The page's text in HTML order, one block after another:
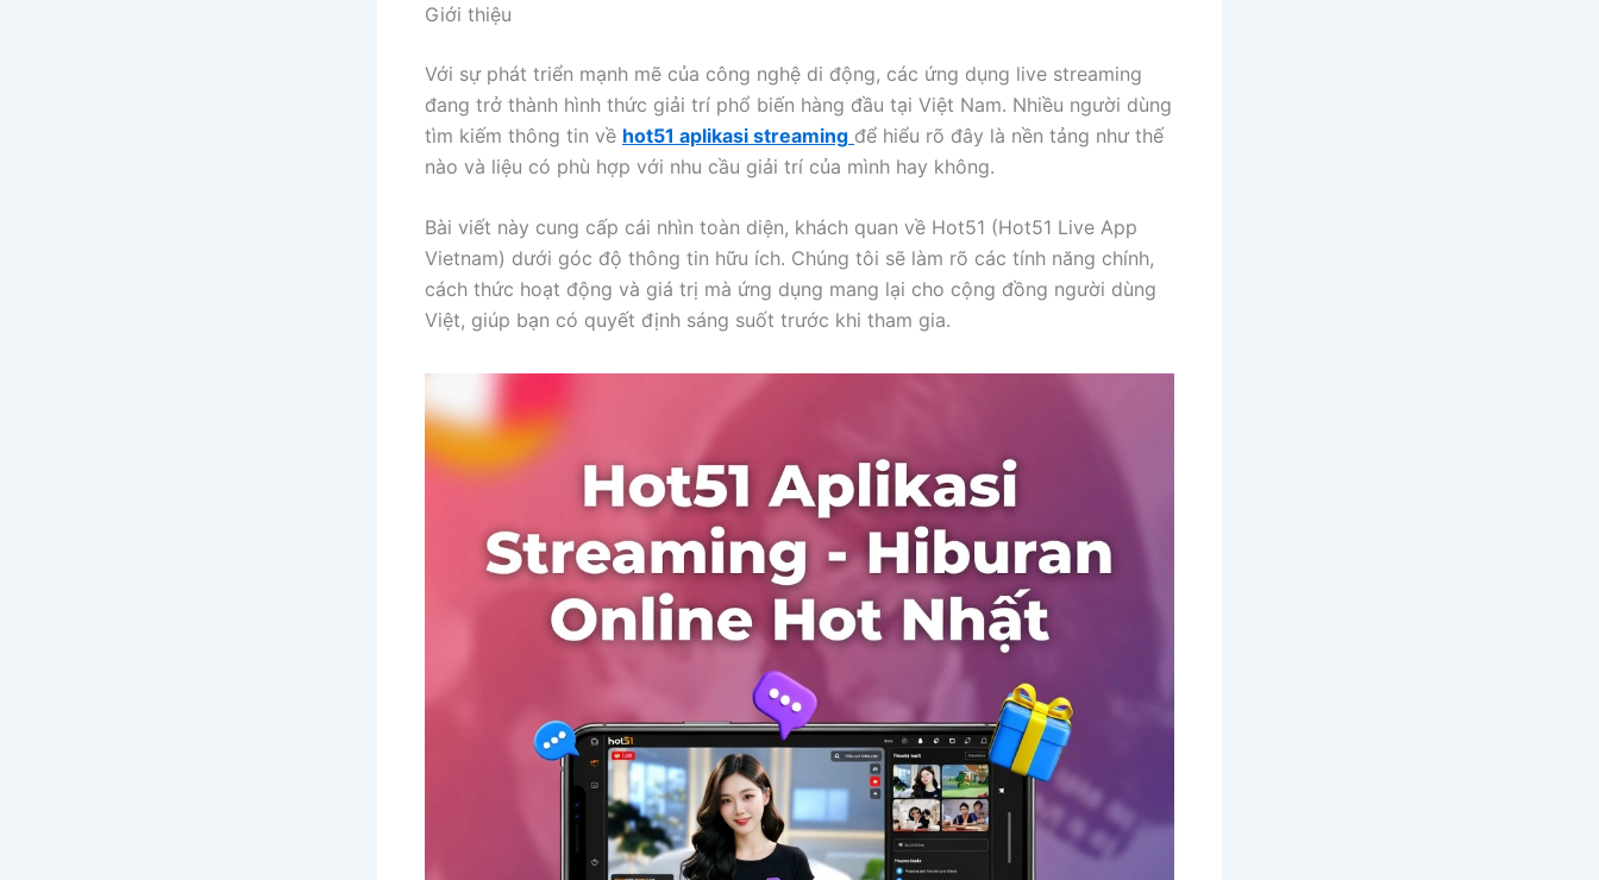
Giới thiệu
Với sự phát triển mạnh mẽ của công nghệ di động, các ứng dụng live streaming
đang trở thành hình thức giải trí phổ biến hàng đầu tại Việt Nam. Nhiều người dùng
tìm kiếm thông tin về hot51 aplikasi streaming để hiểu rõ đây là nền tảng như thế
nào và liệu có phù hợp với nhu cầu giải trí của mình hay không.
Bài viết này cung cấp cái nhìn toàn diện, khách quan về Hot51 (Hot51 Live App
Vietnam) dưới góc độ thông tin hữu ích. Chúng tôi sẽ làm rõ các tính năng chính,
cách thức hoạt động và giá trị mà ứng dụng mang lại cho cộng đồng người dùng
Việt, giúp bạn có quyết định sáng suốt trước khi tham gia.